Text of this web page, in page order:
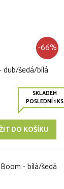
-66%
dub/šedá/bílá
SKLADEM
POSLEDNÍ 1 KS
DO KOŠÍKU